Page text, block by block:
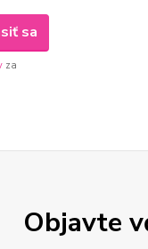
sa
za
Objavte